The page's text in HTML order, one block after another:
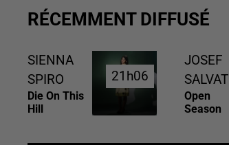
RÉCEMMENT DIFFUSÉ
SIENNA
SPIRO
Die On This
Hill
21h06
21h06
JOSEF
SALVAT
Open
Season